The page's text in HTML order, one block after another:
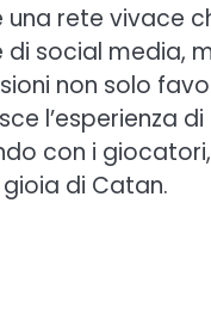
una rete vivace
social media,
non solo
l’esperienza
con i
di Catan.